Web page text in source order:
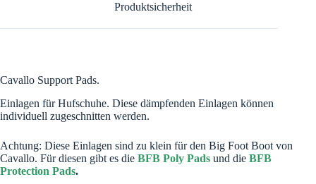
Produktsicherheit
Cavallo Support Pads.
Einlagen für Hufschuhe. Diese dämpfenden Einlagen können
individuell zugeschnitten werden.
Achtung: Diese Einlagen sind zu klein für den Big Foot Boot von
Cavallo. Für diesen gibt es die BFB Poly Pads und die BFB
Protection Pads.